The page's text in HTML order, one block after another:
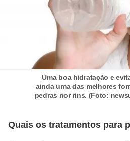
Uma boa hidratação e
ainda uma das melhores
pedras nor rins. (Foto:
Quais os tratamentos para